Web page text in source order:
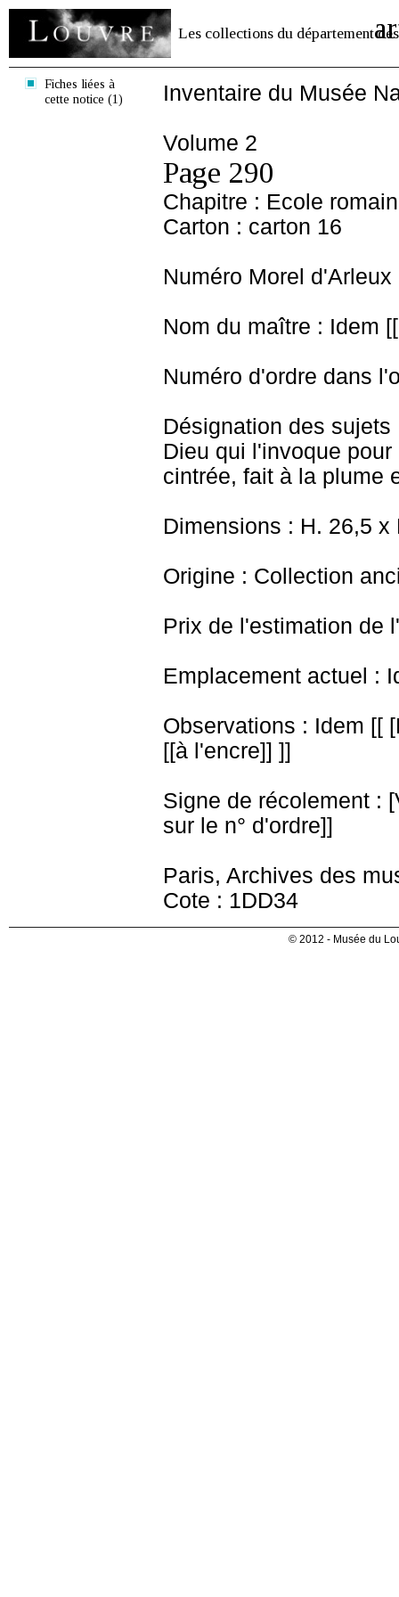
Les collections du département des
Fiches liées à
cette notice (1)
Inventaire du Musée
Volume 2
Page 290
Chapitre : Ecole
Carton : carton 16
Numéro Morel d'Arleux
Nom du maître : Idem
Numéro d'ordre dans
Désignation des
Dieu qui l'invoque
cintrée, fait à la plume
Dimensions : H. 26,5 x
Origine : Collection
Prix de l'estimation de
Emplacement actuel :
Observations : Idem [[
[[à l'encre]] ]]
Signe de récolement :
sur le n° d'ordre]]
Paris, Archives des
Cote : 1DD34
© 2012 - Musée du